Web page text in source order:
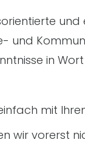
und
in
mit
wir vorerst